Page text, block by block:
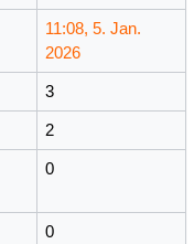
11:08, 5. Jan.
2026
3
2
0
0